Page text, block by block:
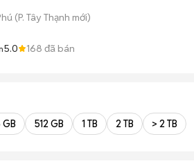
(P. Tây Thạnh mới)
5.0 168 đã bán
512 GB 1 TB 2 TB > 2 TB